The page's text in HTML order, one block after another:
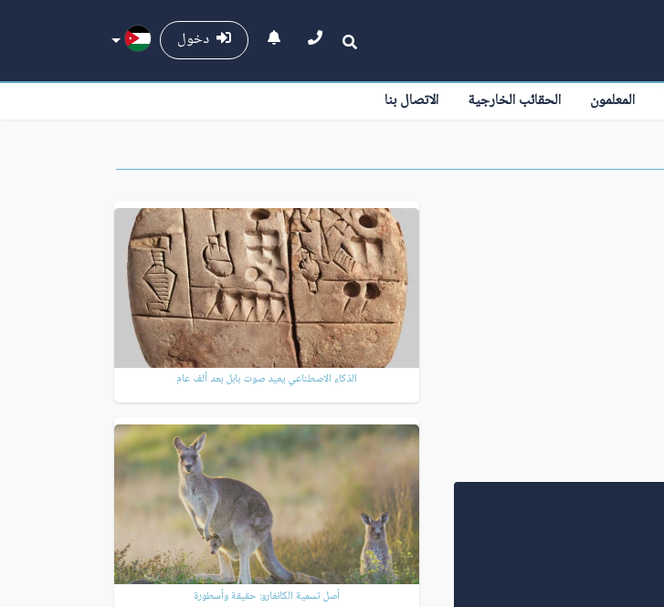
دخول
المعلمون الحقائب الخارجية الاتصال بنا
الذكاء الاصطناعي يعيد صوت بابل بعد ألف عام
أصل تسمية الكانغارو: حقيقة وأسطورة